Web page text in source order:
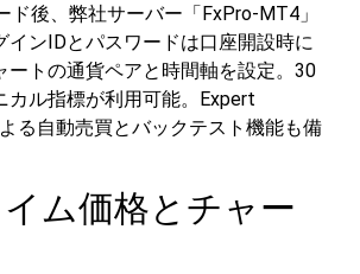
ド後、弊社サーバー「FxPro-MT4」
インIDとパスワードは口座開設時に
ートの通貨ペアと時間軸を設定。30
カル指標が利用可能。Expert
る自動売買とバックテスト機能も備
ム価格とチャー